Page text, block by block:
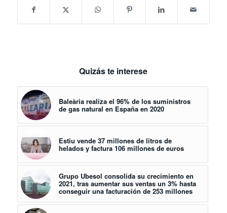
Quizás te interese
Baleària realiza el 96% de los suministros
de gas natural en España en 2020
Estiu vende 37 millones de litros de
helados y factura 106 millones de euros
Grupo Ubesol consolida su crecimiento en
2021, tras aumentar sus ventas un 3% hasta
conseguir una facturación de 253 millones